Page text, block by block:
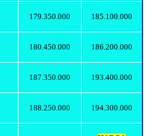
179.350.000 185.100.000
180.450.000 186.200.000
187.350.000 193.400.000
188.250.000 194.300.000